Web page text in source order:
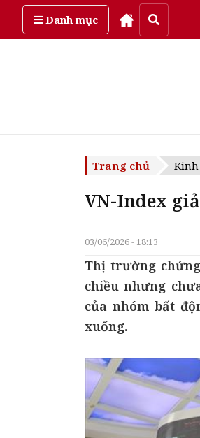
Danh mụcThứ sáu, ngày 7/08/2026
Trang chủ
VN-Index
03/06/2026 - 18:13
Thị trường
chiều nhưng
của nhóm bất
xuống.